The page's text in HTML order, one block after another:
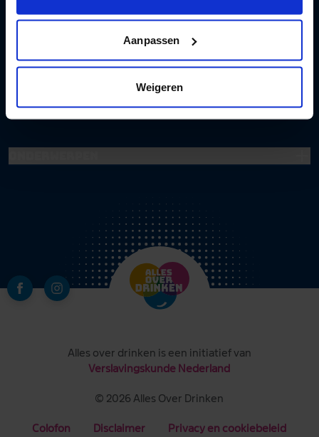
Aanpassen
Weigeren
Test en apps
Hulp en advies
© 2026 Alles Over Drinken
Alles over drinken is een initiatief van
Verslavingskunde Nederland
Colofon Disclaimer Privacy en cookiebeleid